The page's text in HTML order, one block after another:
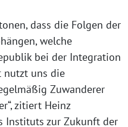
dass die Folgen der
welche
bei der Integration
nutzt uns die
Zuwanderer
zitiert Heinz
Instituts zur Zukunft der